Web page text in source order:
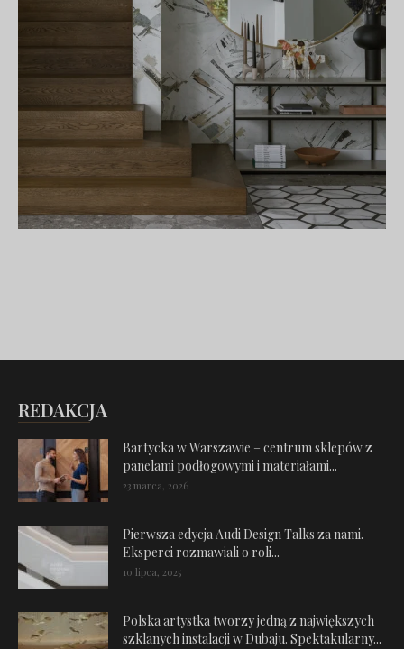
REDAKCJA
Bartycka w Warszawie – centrum sklepów z
panelami podłogowymi i materiałami...
23 marca, 2026
Pierwsza edycja Audi Design Talks za nami.
Eksperci rozmawiali o roli...
10 lipca, 2025
Polska artystka tworzy jedną z największych
szklanych instalacji w Dubaju. Spektakularny...